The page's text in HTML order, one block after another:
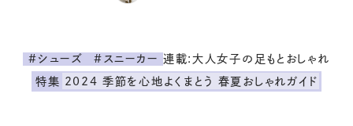
#シューズ #スニーカー 連載:大人女子の足もとおしゃれ
特集 2024 季節を心地よくまとう 春夏おしゃれガイド